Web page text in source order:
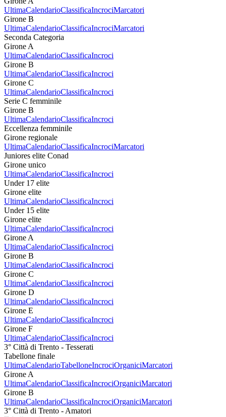
UltimaCalendarioClassificaIncrociMarcatori
Girone B
UltimaCalendarioClassificaIncrociMarcatori
Seconda Categoria
Girone A
UltimaCalendarioClassificaIncroci
Girone B
UltimaCalendarioClassificaIncroci
Girone C
UltimaCalendarioClassificaIncroci
Serie C femminile
Girone B
UltimaCalendarioClassificaIncroci
Eccellenza femminile
Girone regionale
UltimaCalendarioClassificaIncrociMarcatori
Juniores elite Conad
Girone unico
UltimaCalendarioClassificaIncroci
Under 17 elite
Girone elite
UltimaCalendarioClassificaIncroci
Under 15 elite
Girone elite
UltimaCalendarioClassificaIncroci
Girone A
UltimaCalendarioClassificaIncroci
Girone B
UltimaCalendarioClassificaIncroci
Girone C
UltimaCalendarioClassificaIncroci
Girone D
UltimaCalendarioClassificaIncroci
Girone E
UltimaCalendarioClassificaIncroci
Girone F
UltimaCalendarioClassificaIncroci
3° Città di Trento - Tesserati
Tabellone finale
UltimaCalendarioTabelloneIncrociOrganiciMarcatori
Girone A
UltimaCalendarioClassificaIncrociOrganiciMarcatori
Girone B
UltimaCalendarioClassificaIncrociOrganiciMarcatori
3° Città di Trento - Amatori